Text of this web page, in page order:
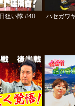
狙い隊 #40 ハセガワ